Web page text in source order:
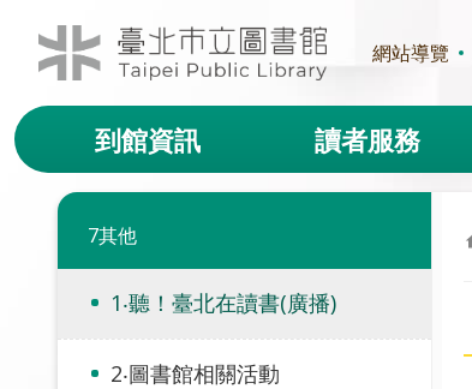
跳到主要內容區塊
網站導覽
到館資訊 讀者服務
7其他
1‧聽！臺北在讀書(廣播)
2‧圖書館相關活動